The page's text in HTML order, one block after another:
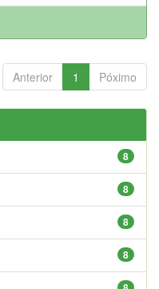
Anterior 1 Póximo
8
8
8
8